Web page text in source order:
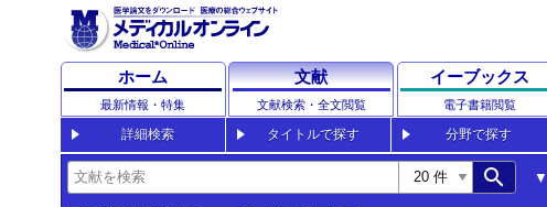
ホーム
最新情報・特集
文献
文献検索・全文閲覧
イーブックス
電子書籍閲覧
詳細検索 タイトルで探す 分野で探す
search